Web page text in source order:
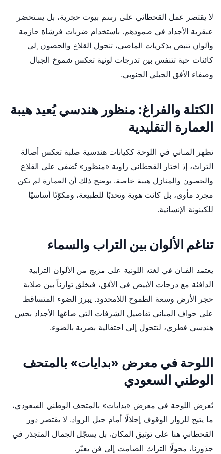
لا يقتصر عمل القحطاني على رسم بيوت حجرية، بل يستحضر
عبقرية الأجداد في صمودهم. باستخدام ضربات فرشاة حازمة
وألوان تنبض بذكريات الماضي، تتحول القلاع والحصون إلى
كائنات حية تتنفس بين تدرجات لونية تعكس شموخ الجبال
وصفاء الأفق الجبلي الجنوبي.
الكتلة والفراغ: منظور هندسي يُعيد هيبة
العمارة التقليدية
تظهر المباني في اللوحة ككيانات هندسية صلبة تعكس أصالة
التراث، إذ اختار القحطاني زاوية «منظور» تُضفي على القلاع
والحصون والمنازل هيبة خاصة. يوضح ذلك أن العمارة لم تكن
مجرد مأوى، بل كانت هوية وتحديًا للطبيعة، ومكوّنًا أساسيًا
للكينونة الإنسانية.
تناغم الألوان بين التراب والسماء
يعتمد الفنان في لغته اللونية على مزيج من الألوان الترابية
الدافئة مع درجات الأبيض في الأفق، فيخلق توازناً بين صلابة
حجر الأرض وسعة الطموح اللامحدود. يبرز الضوء المتساقط
على حواف المباني تفاصيل الشرفات التي صاغها الأجداد بحس
هندسي فطري، لتتحول إلى احتفالية بصرية بالضوء.
اللوحة في معرض «بدايات» بالمتحف
الوطني السعودي
تُعرض اللوحة في معرض «بدايات» بالمتحف الوطني السعودي،
ما يتيح للزوار الوقوف إجلالًا أمام جيل الرواد. لا يقتصر دور
القحطاني هنا على توثيق المكان، بل يسجّل الجمال المتجذر في
جذورنا، محولًا التراث الصامت إلى فنٍ يعبّر.